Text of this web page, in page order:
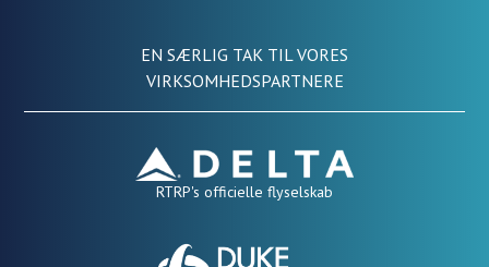
EN SÆRLIG TAK TIL VORES
VIRKSOMHEDSPARTNERE
RTRP's officielle flyselskab